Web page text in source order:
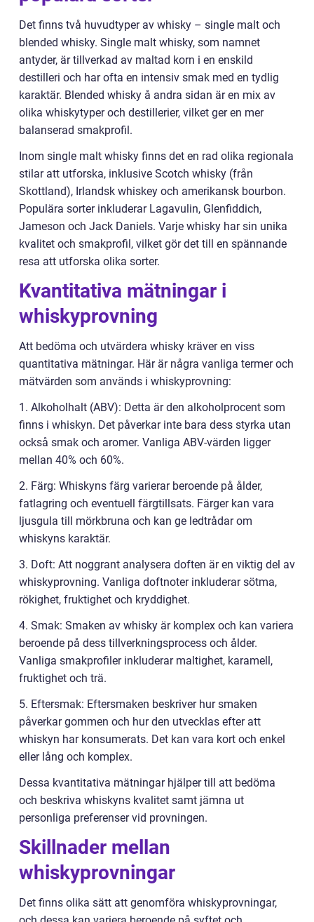
Det finns två huvudtyper av whisky – single malt och
blended whisky. Single malt whisky, som namnet
antyder, är tillverkad av maltad korn i en enskild
destilleri och har ofta en intensiv smak med en tydlig
karaktär. Blended whisky å andra sidan är en mix av
olika whiskytyper och destillerier, vilket ger en mer
balanserad smakprofil.
Inom single malt whisky finns det en rad olika regionala
stilar att utforska, inklusive Scotch whisky (från
Skottland), Irlandsk whiskey och amerikansk bourbon.
Populära sorter inkluderar Lagavulin, Glenfiddich,
Jameson och Jack Daniels. Varje whisky har sin unika
kvalitet och smakprofil, vilket gör det till en spännande
resa att utforska olika sorter.
Kvantitativa mätningar i
whiskyprovning
Att bedöma och utvärdera whisky kräver en viss
quantitativa mätningar. Här är några vanliga termer och
mätvärden som används i whiskyprovning:
1. Alkoholhalt (ABV): Detta är den alkoholprocent som
finns i whiskyn. Det påverkar inte bara dess styrka utan
också smak och aromer. Vanliga ABV-värden ligger
mellan 40% och 60%.
2. Färg: Whiskyns färg varierar beroende på ålder,
fatlagring och eventuell färgtillsats. Färger kan vara
ljusgula till mörkbruna och kan ge ledtrådar om
whiskyns karaktär.
3. Doft: Att noggrant analysera doften är en viktig del av
whiskyprovning. Vanliga doftnoter inkluderar sötma,
rökighet, fruktighet och kryddighet.
4. Smak: Smaken av whisky är komplex och kan variera
beroende på dess tillverkningsprocess och ålder.
Vanliga smakprofiler inkluderar maltighet, karamell,
fruktighet och trä.
5. Eftersmak: Eftersmaken beskriver hur smaken
påverkar gommen och hur den utvecklas efter att
whiskyn har konsumerats. Det kan vara kort och enkel
eller lång och komplex.
Dessa kvantitativa mätningar hjälper till att bedöma
och beskriva whiskyns kvalitet samt jämna ut
personliga preferenser vid provningen.
Skillnader mellan
whiskyprovningar
Det finns olika sätt att genomföra whiskyprovningar,